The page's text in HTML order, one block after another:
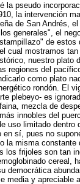
la pseudo
la intervención
de San Andrés,
generales", el
de estos
cual mostramos tan
nuestro plato
regiones del
como plato
rondón. El
plebeyo- es
mezcla de
innobles del
uso limitado dentro
sí, pues no
la misma constante
los frijoles son tan
cereal,
democrática
media y apreciable